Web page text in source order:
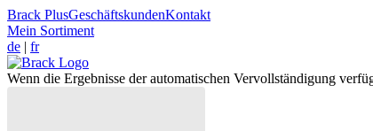
Brack PlusGeschäftskundenKontakt
Mein Sortiment
de | fr
Wenn die Ergebnisse der automatischen Vervollständigung